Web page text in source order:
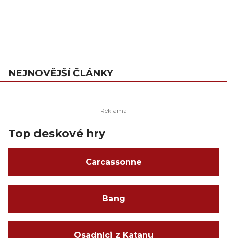
NEJNOVĚJŠÍ ČLÁNKY
Top deskové hry
Carcassonne
Bang
Osadníci z Katanu